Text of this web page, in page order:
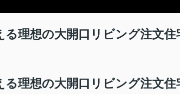
る理想の大開口リビング注文住
る理想の大開口リビング注文住